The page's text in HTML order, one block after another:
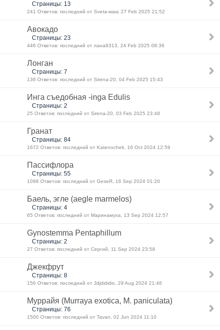
Страницы: 13
241 Ответов: последний от Sveta-waw, 27 Feb 2025 21:52
Авокадо
Страницы: 23
446 Ответов: последний от лана9313, 24 Feb 2025 08:36
Лонган
Страницы: 7
136 Ответов: последний от Sirena-20, 04 Feb 2025 15:43
Инга съедобная -inga Edulis
Страницы: 2
25 Ответов: последний от Sirena-20, 03 Feb 2025 23:48
Гранат
Страницы: 84
1672 Ответов: последний от Katenochek, 16 Oct 2024 12:59
Пассифлора
Страницы: 55
1098 Ответов: последний от GeseR, 16 Sep 2024 01:20
Баель, эгле (aegle marmelos)
Страницы: 4
65 Ответов: последний от Маринамуха, 13 Sep 2024 12:57
Gynostemma Pentaphillum
Страницы: 2
27 Ответов: последний от Сергий, 11 Sep 2024 23:58
Джекфрут
Страницы: 8
156 Ответов: последний от Jdjdididio, 29 Aug 2024 21:46
Муррайя (Murraya exotica, M. paniculata)
Страницы: 76
1500 Ответов: последний от Tavan, 02 Jun 2024 11:10